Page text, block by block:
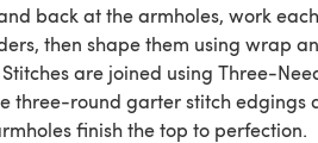
back at the armholes, work
then shape them using wrap
are joined using Three-
three-round garter stitch edgings
finish the top to perfection.